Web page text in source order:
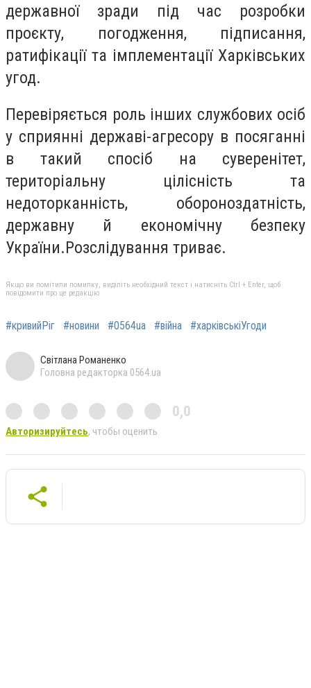
державної зради під час розробки
проєкту, погодження, підписання,
ратифікації та імплементації Харківських
угод.
Перевіряється роль інших службових осіб
у сприянні державі-агресору в посяганні
в такий спосіб на суверенітет,
територіальну цілісність та
недоторканність, обороноздатність,
державну й економічну безпеку
України.Розслідування триває.
Якщо ви помітили помилку, виділіть необхідний текст і натисніть Ctrl + Enter, щоб
повідомити про це редакцію
#кривийРіг #новини #0564ua #війна #харківськіУгоди
Світлана Романенко
Головна редакторка 0564.ua
0,0
Авторизируйтесь, чтобы оценить